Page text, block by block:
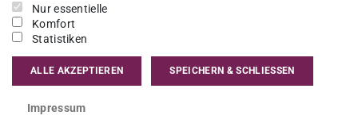
zu Gast am Fachgebiet
Prof. Dr. Debra Stoudt von der Virigina Tech am
zu Gast sein.
Nur essentielle
Komfort
Statistiken
ALLE AKZEPTIEREN SPEICHERN & SCHLIESSEN
Impressum